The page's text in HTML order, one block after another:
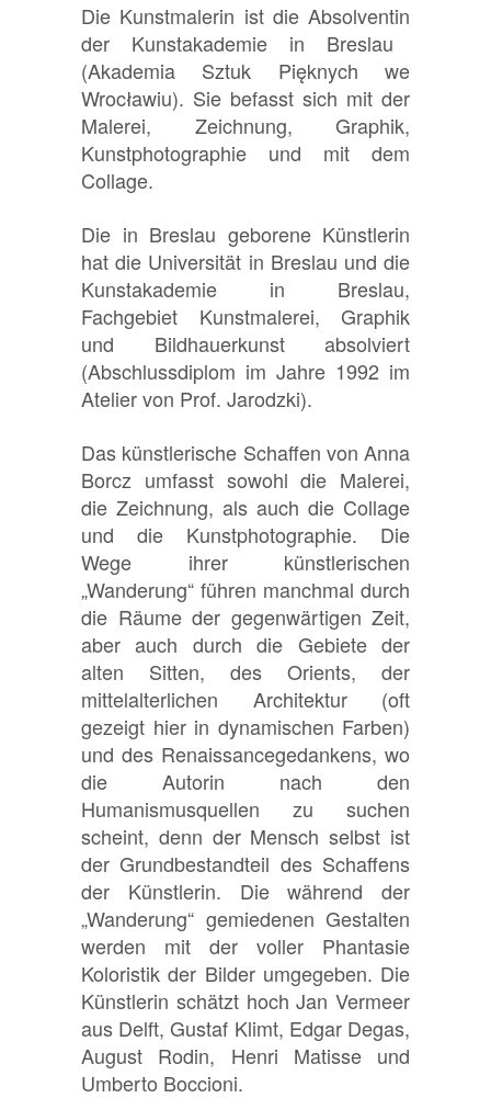
Die Kunstmalerin ist die Absolventin
der Kunstakademie in Breslau
(Akademia Sztuk Pięknych we
Wrocławiu). Sie befasst sich mit der
Malerei, Zeichnung, Graphik,
Kunstphotographie und mit dem
Collage.
Die in Breslau geborene Künstlerin
hat die Universität in Breslau und die
Kunstakademie in Breslau,
Fachgebiet Kunstmalerei, Graphik
und Bildhauerkunst absolviert
(Abschlussdiplom im Jahre 1992 im
Atelier von Prof. Jarodzki).
Das künstlerische Schaffen von Anna
Borcz umfasst sowohl die Malerei,
die Zeichnung, als auch die Collage
und die Kunstphotographie. Die
Wege ihrer künstlerischen
„Wanderung“ führen manchmal durch
die Räume der gegenwärtigen Zeit,
aber auch durch die Gebiete der
alten Sitten, des Orients, der
mittelalterlichen Architektur (oft
gezeigt hier in dynamischen Farben)
und des Renaissancegedankens, wo
die Autorin nach den
Humanismusquellen zu suchen
scheint, denn der Mensch selbst ist
der Grundbestandteil des Schaffens
der Künstlerin. Die während der
„Wanderung“ gemiedenen Gestalten
werden mit der voller Phantasie
Koloristik der Bilder umgegeben. Die
Künstlerin schätzt hoch Jan Vermeer
aus Delft, Gustaf Klimt, Edgar Degas,
August Rodin, Henri Matisse und
Umberto Boccioni.